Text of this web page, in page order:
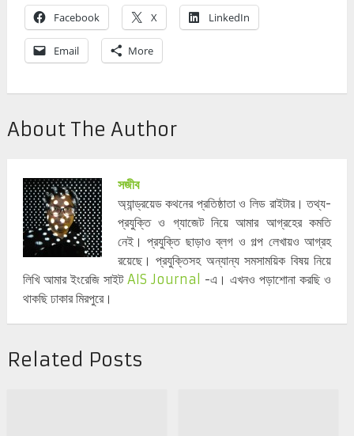
Facebook X LinkedIn
Email More
About The Author
সজীব
অ্যান্ড্রয়েড কথনের প্রতিষ্ঠাতা ও লিড রাইটার। তথ্য-
প্রযুক্তি ও গ্যাজেট নিয়ে আমার আগ্রহের কমতি
নেই। প্রযুক্তি ছাড়াও ব্লগ ও গল্প লেখায়ও আগ্রহ
রয়েছে। প্রযুক্তিসহ অন্যান্য সমসাময়িক বিষয় নিয়ে
লিখি আমার ইংরেজি সাইট AIS Journal -এ। এখনও পড়াশোনা করছি ও
থাকছি ঢাকার মিরপুরে।
Related Posts